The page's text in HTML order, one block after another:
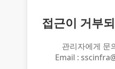
접근이 거부
관리자에게 문
Email :